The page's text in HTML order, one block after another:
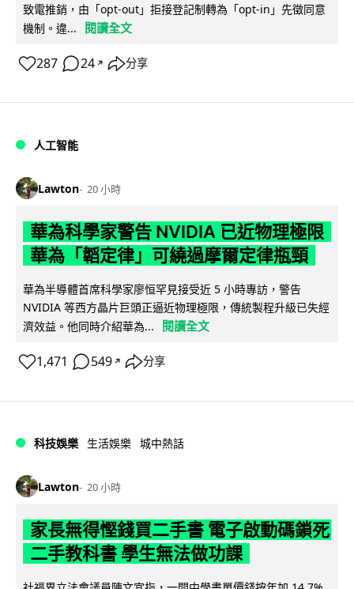
致電推銷，由「opt-out」拒接登記制轉為「opt-in」先徵同意
機制。違...
閱讀全文
287 24 ↗ 分享
人工智能
Lawton 20 小時
華為科學家警告 NVIDIA 已近物理極限
華為「韜定律」可繞過摩爾定律瓶頸
華為半導體首席科學家廖恒罕見接受近 5 小時專訪，警告
NVIDIA 等西方晶片巨頭正逼近物理極限，傳統製程升級已失經
濟效益。他同時介紹華為...
閱讀全文
1,471 549 ↗ 分享
科技娛樂 生活娛樂 城中熱話
Lawton 20 小時
家長無得慳錢買二手書 電子啟動碼鎖死
二手教科書 學生無法做功課